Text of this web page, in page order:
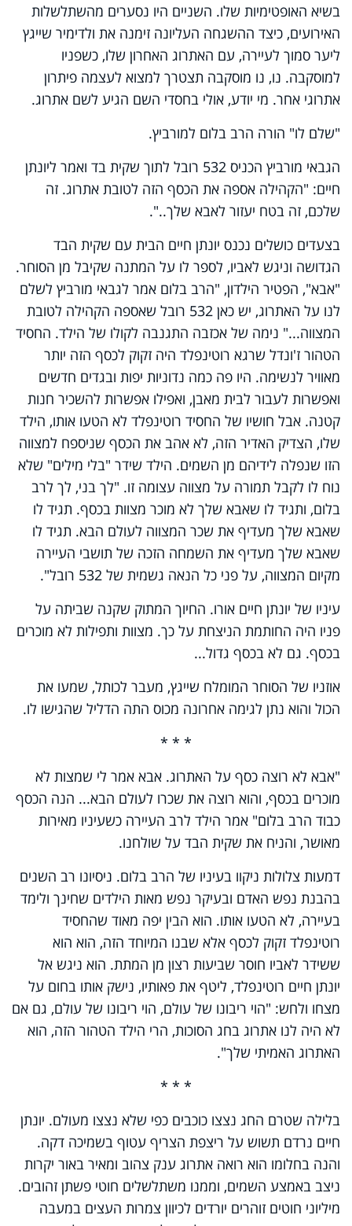
בשיא האופטימיות שלו. השניים היו נסערים מהשתלשלות
האירועים, כיצד ההשגחה העליונה זימנה את ולדימיר שייגץ
ליער סמוך לעיירה, עם האתרוג האחרון שלו, כשפניו
למוסקבה. נו, נו מוסקבה תצטרך למצוא לעצמה פיתרון
אתרוגי אחר. מי יודע, אולי בחסדי השם הגיע לשם אתרוג.
"שלם לו" הורה הרב בלום למורביץ.
הגבאי מורביץ הכניס 532 רובל לתוך שקית בד ואמר ליונתן
חיים: "הקהילה אספה את הכסף הזה לטובת אתרוג. זה
שלכם, זה בטח יעזור לאבא שלך..".
בצעדים כושלים נכנס יונתן חיים הבית עם שקית הבד
הגדושה וניגש לאביו, לספר לו על המתנה שקיבל מן הסוחר.
"אבא", הפטיר הילדון, "הרב בלום אמר לגבאי מורביץ לשלם
לנו על האתרוג, יש כאן 532 רובל שאספה הקהילה לטובת
המצווה..." נימה של אכזבה התגנבה לקולו של הילד. החסיד
הטהור ז'ונדל שרגא רוטינפלד היה זקוק לכסף הזה יותר
מאוויר לנשימה. היו פה כמה נדוניות יפות ובגדים חדשים
ואפשרות לעבור לבית מאבן, ואפילו אפשרות להשכיר חנות
קטנה. אבל חושיו של החסיד רוטינפלד לא הטעו אותו, הילד
שלו, הצדיק האדיר הזה, לא אהב את הכסף שניספח למצווה
הזו שנפלה לידיהם מן השמים. הילד שידר "בלי מילים" שלא
נוח לו לקבל תמורה על מצווה עצומה זו. "לך בני, לך לרב
בלום, ותגיד לו שאבא שלך לא מוכר מצוות בכסף. תגיד לו
שאבא שלך מעדיף את שכר המצווה לעולם הבא. תגיד לו
שאבא שלך מעדיף את השמחה הזכה של תושבי העיירה
מקיום המצווה, על פני כל הנאה גשמית של 532 רובל".
עיניו של יונתן חיים אורו. החיוך המתוק שקנה שביתה על
פניו היה החותמת הניצחת על כך. מצוות ותפילות לא מוכרים
בכסף. גם לא בכסף גדול...
אוזניו של הסוחר המומלח שייגץ, מעבר לכותל, שמעו את
הכול והוא נתן לגימה אחרונה מכוס התה הדליל שהגישו לו.
* * *
"אבא לא רוצה כסף על האתרוג. אבא אמר לי שמצות לא
מוכרים בכסף, והוא רוצה את שכרו לעולם הבא... הנה הכסף
כבוד הרב בלום" אמר הילד לרב העיירה כשעיניו מאירות
מאושר, והניח את שקית הבד על שולחנו.
דמעות צלולות ניקוו בעיניו של הרב בלום. ניסיונו רב השנים
בהבנת נפש האדם ובעיקר נפש מאות הילדים שחינך ולימד
בעיירה, לא הטעו אותו. הוא הבין יפה מאוד שהחסיד
רוטינפלד זקוק לכסף אלא שבנו המיוחד הזה, הוא הוא
ששידר לאביו חוסר שביעות רצון מן המתת. הוא ניגש אל
יונתן חיים רוטינפלד, ליטף את פאותיו, נישק אותו בחום על
מצחו ולחש: "הוי ריבונו של עולם, הוי ריבונו של עולם, גם אם
לא היה לנו אתרוג בחג הסוכות, הרי הילד הטהור הזה, הוא
האתרוג האמיתי שלך".
* * *
בלילה שטרם החג נצצו כוכבים כפי שלא נצצו מעולם. יונתן
חיים נרדם תשוש על ריצפת הצריף עטוף בשמיכה דקה.
והנה בחלומו הוא רואה אתרוג ענק צהוב ומאיר באור יקרות
ניצב באמצע השמים, וממנו משתלשלים חוטי פשתן זהובים.
מיליוני חוטים זוהרים יורדים לכיוון צמרות העצים במעבה